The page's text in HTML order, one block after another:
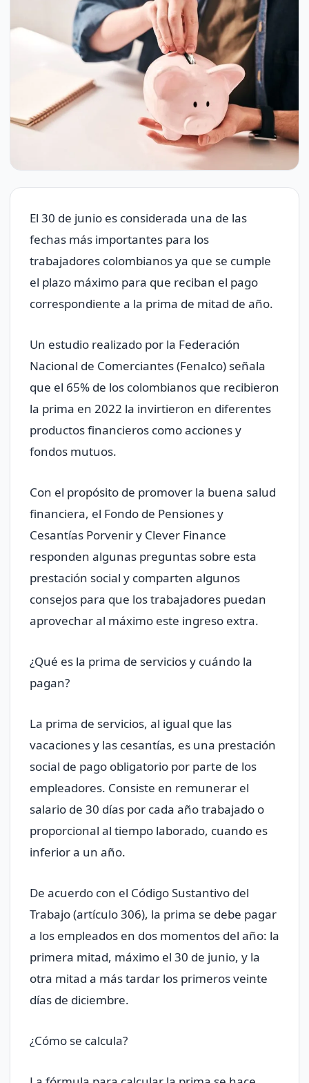
El 30 de junio es considerada una de las
fechas más importantes para los
trabajadores colombianos ya que se cumple
el plazo máximo para que reciban el pago
correspondiente a la prima de mitad de año.
Un estudio realizado por la Federación
Nacional de Comerciantes (Fenalco) señala
que el 65% de los colombianos que recibieron
la prima en 2022 la invirtieron en diferentes
productos financieros como acciones y
fondos mutuos.
Con el propósito de promover la buena salud
financiera, el Fondo de Pensiones y
Cesantías Porvenir y Clever Finance
responden algunas preguntas sobre esta
prestación social y comparten algunos
consejos para que los trabajadores puedan
aprovechar al máximo este ingreso extra.
¿Qué es la prima de servicios y cuándo la
pagan?
La prima de servicios, al igual que las
vacaciones y las cesantías, es una prestación
social de pago obligatorio por parte de los
empleadores. Consiste en remunerar el
salario de 30 días por cada año trabajado o
proporcional al tiempo laborado, cuando es
inferior a un año.
De acuerdo con el Código Sustantivo del
Trabajo (artículo 306), la prima se debe pagar
a los empleados en dos momentos del año: la
primera mitad, máximo el 30 de junio, y la
otra mitad a más tardar los primeros veinte
días de diciembre.
¿Cómo se calcula?